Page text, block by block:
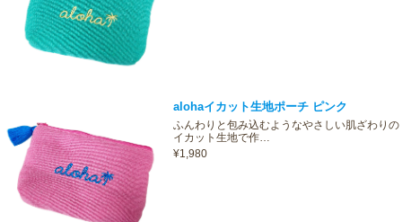
alohaイカット生地ポーチ ピンク
ふんわりと包み込むようなやさしい肌ざわりの
イカット生地で作…
¥1,980